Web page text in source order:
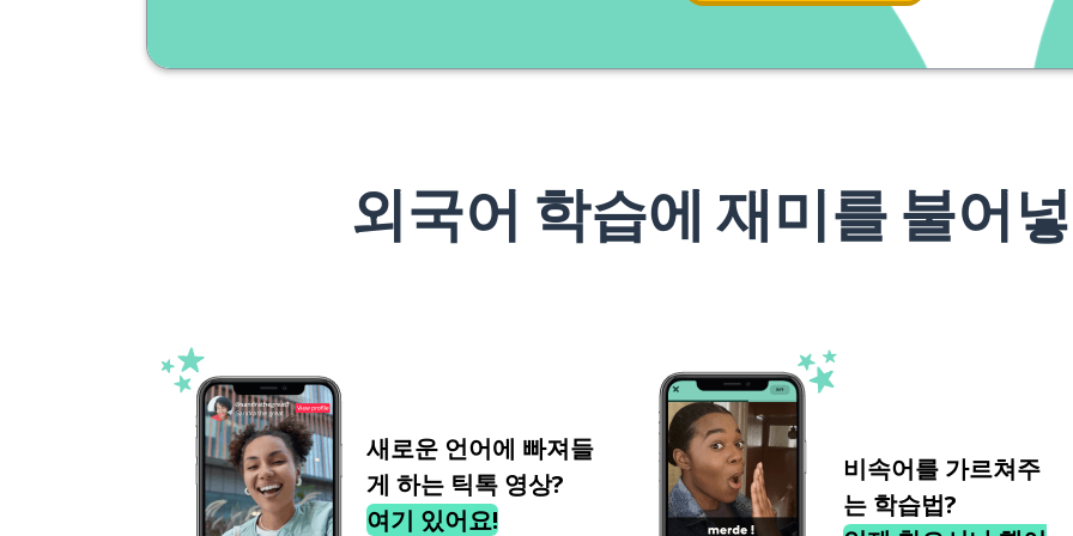
외국어 학습에 재미를 불어
새로운 언어에 빠져들
게 하는 틱톡 영상?
여기 있어요!
비속어를 가르쳐주
는 학습법?